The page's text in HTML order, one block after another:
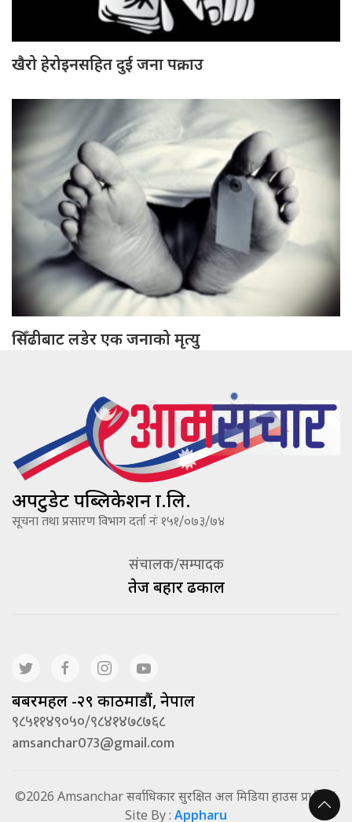
खैरो हेरोइनसहित दुई जना पक्राउ
सिँढीबाट लडेर एक जनाको मृत्यु
अपटुडेट पब्लिकेशन प्रा.लि.
सूचना तथा प्रसारण विभाग दर्ता नंः १५१/०७३/७४
संचालक/सम्पादक
तेज बहादूर ढकाल
बबरमहल -२९ काठमाडौं, नेपाल
९८५११४९०५०/९८४१४७८७६८
amsanchar073@gmail.com
©2026 Amsanchar सर्वाधिकार सुरक्षित अल मिडिया हाउस प्रा.लि. |
Site By : Appharu